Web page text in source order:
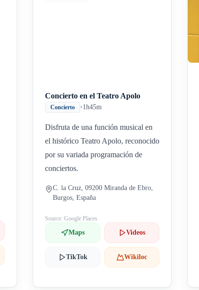
Concierto en el Teatro Apolo
Concierto •1h45m
Disfruta de una función musical en
el histórico Teatro Apolo, reconocido
por su variada programación de
conciertos.
C. la Cruz, 09200 Miranda de Ebro,
Burgos, España
Source: Google Places
Maps Videos
TikTok Wikiloc